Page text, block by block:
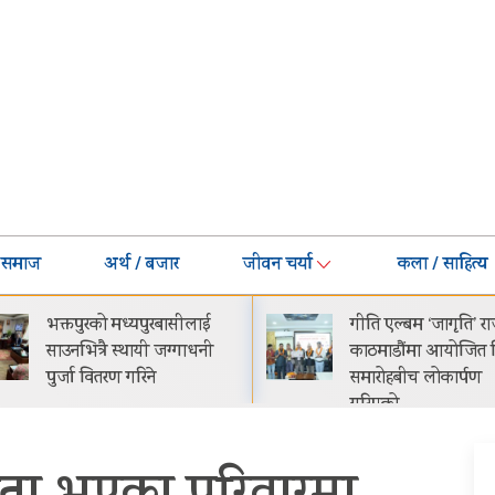
समाज अर्थ / बजार जीवन चर्या कला / साहित्य
गीति एल्बम ‘जागृति’ राजधानी
काठमाडौंमा आयोजित विशेष
समारोहबीच लोकार्पण
नेपालमा प्रोटोन इ.मास ५
सार्वजनिक सुरुवाती
२९.९९ लाख